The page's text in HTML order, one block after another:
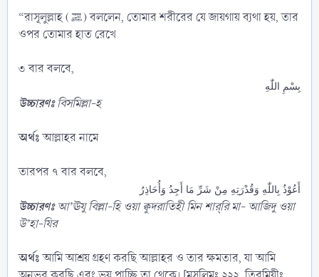
“রাসূলুল্লাহ (ﷺ) বললেন, তোমার শরীরের যে জায়গায় ব্যথা হয়, তার
ওপর তোমার হাত রেখে
৩ বার বলবে,
بِسْمِ اللّٰهِ
উচ্চারণঃবিসমিল্লা-হ
অর্থঃআল্লাহর নামে
তারপর ৭ বার বলবে,
أَعُوْذُ بِاللّٰهِ وَقُدْرَتِهِ مِنْ شَرِّ مَا أَجِدُ وَأُحَاذِرُ
উচ্চারণঃআ’ঊযু বিল্লা-হি ওয়া ক্বুদরাতিহী মিন শার্‌রি মা- আজিদু ওয়া
উ’হা-যির
অর্থঃআমি আশ্রয় গ্রহণ করছি আল্লাহর ও তার ক্ষমতার, যা আমি